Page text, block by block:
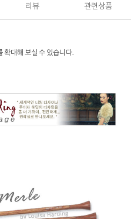
리뷰 관련상품
확대해 보실 수 있습니다.